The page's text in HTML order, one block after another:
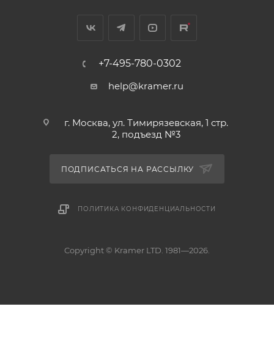
+7-495-780-0302
help@kramer.ru
г. Москва, ул. Тимирязевская, 1 стр.
2, подъезд №3
ПОДПИСАТЬСЯ НА РАССЫЛКУ
ПОЛИТИКА КОНФИДЕНЦИАЛЬНОСТИ
Copyright © Kramer LTD. 1981—2026.